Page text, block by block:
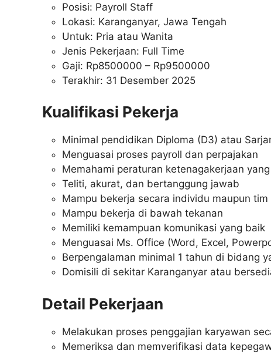
Posisi: Payroll Staff
Lokasi: Karanganyar, Jawa Tengah
Untuk: Pria atau Wanita
Jenis Pekerjaan: Full Time
Gaji: Rp8500000 – Rp9500000
Terakhir: 31 Desember 2025
Kualifikasi Pekerja
Minimal pendidikan Diploma (D3) atau
Menguasai proses payroll dan perpajakan
Memahami peraturan ketenagakerjaan
Teliti, akurat, dan bertanggung jawab
Mampu bekerja secara individu maupun tim
Mampu bekerja di bawah tekanan
Memiliki kemampuan komunikasi yang baik
Menguasai Ms. Office (Word, Excel,
Berpengalaman minimal 1 tahun di bidang
Domisili di sekitar Karanganyar atau
Detail Pekerjaan
Melakukan proses penggajian karyawan
Memeriksa dan memverifikasi data